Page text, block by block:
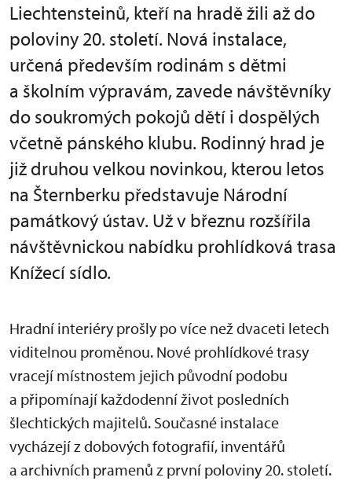
Liechtensteinů, kteří na hradě žili až do
poloviny 20. století. Nová instalace,
určená především rodinám s dětmi
a školním výpravám, zavede návštěvníky
do soukromých pokojů dětí i dospělých
včetně pánského klubu. Rodinný hrad je
již druhou velkou novinkou, kterou letos
na Šternberku představuje Národní
památkový ústav. Už v březnu rozšířila
návštěvnickou nabídku prohlídková trasa
Knížecí sídlo.
Hradní interiéry prošly po více než dvaceti letech
viditelnou proměnou. Nové prohlídkové trasy
vracejí místnostem jejich původní podobu
a připomínají každodenní život posledních
šlechtických majitelů. Současné instalace
vycházejí z dobových fotografií, inventářů
a archivních pramenů z první poloviny 20. století.